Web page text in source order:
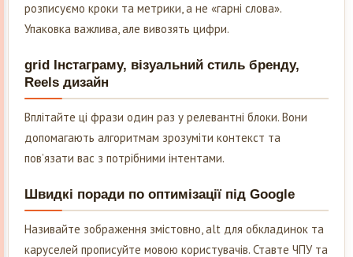
розписуємо кроки та метрики, а не «гарні слова».
Упаковка важлива, але вивозять цифри.
grid Інстаграму, візуальний стиль бренду,
Reels дизайн
Вплітайте ці фрази один раз у релевантні блоки. Вони
допомагають алгоритмам зрозуміти контекст та
пов’язати вас з потрібними інтентами.
Швидкі поради по оптимізації під Google
Називайте зображення змістовно, alt для обкладинок та
каруселей прописуйте мовою користувачів. Ставте ЧПУ та